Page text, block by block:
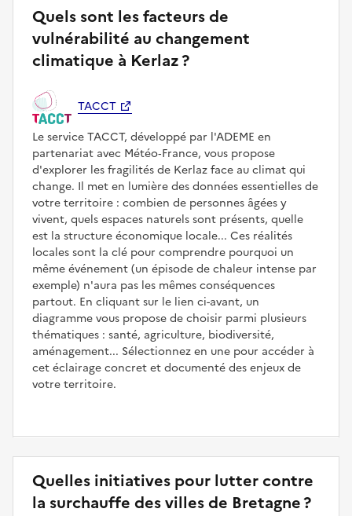
Quels sont les facteurs de
vulnérabilité au changement
climatique à Kerlaz ?
TACCT
Le service TACCT, développé par l'ADEME en
partenariat avec Météo‑France, vous propose
d'explorer les fragilités de Kerlaz face au climat qui
change. Il met en lumière des données essentielles de
votre territoire : combien de personnes âgées y
vivent, quels espaces naturels sont présents, quelle
est la structure économique locale... Ces réalités
locales sont la clé pour comprendre pourquoi un
même événement (un épisode de chaleur intense par
exemple) n'aura pas les mêmes conséquences
partout. En cliquant sur le lien ci-avant, un
diagramme vous propose de choisir parmi plusieurs
thématiques : santé, agriculture, biodiversité,
aménagement... Sélectionnez en une pour accéder à
cet éclairage concret et documenté des enjeux de
votre territoire.
Quelles initiatives pour lutter contre
la surchauffe des villes de Bretagne ?